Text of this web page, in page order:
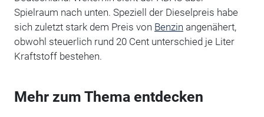
Spielraum nach unten. Speziell der Dieselpreis habe
sich zuletzt stark dem Preis von Benzin angenähert,
obwohl steuerlich rund 20 Cent unterschied je Liter
Kraftstoff bestehen.
Mehr zum Thema entdecken